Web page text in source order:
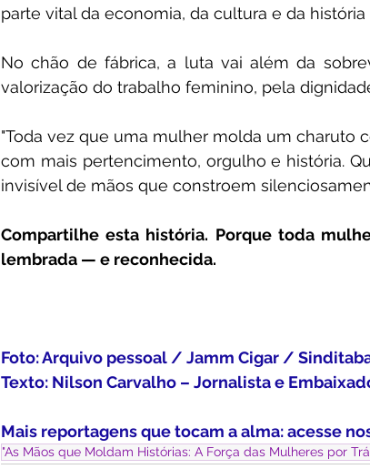
parte vital da economia, da cultura e da história
No chão de fábrica, a luta vai além da
valorização do trabalho feminino, pela
"Toda vez que uma mulher molda um charuto
com mais pertencimento, orgulho e história.
invisível de mãos que constroem
Compartilhe esta história. Porque toda
lembrada — e reconhecida.
Foto: Arquivo pessoal / Jamm Cigar /
Texto: Nilson Carvalho – Jornalista e
Mais reportagens que tocam a alma: acesse
"As Mãos que Moldam Histórias: A Força das Mulheres por